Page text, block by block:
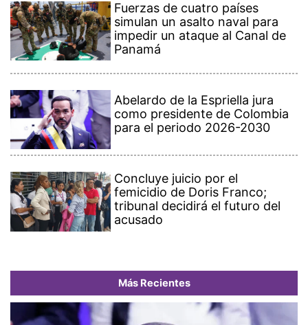
Fuerzas de cuatro países
simulan un asalto naval para
impedir un ataque al Canal de
Panamá
Abelardo de la Espriella jura
como presidente de Colombia
para el periodo 2026-2030
Concluye juicio por el
femicidio de Doris Franco;
tribunal decidirá el futuro del
acusado
Más Recientes